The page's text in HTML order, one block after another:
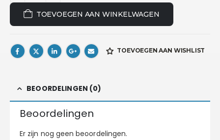
TOEVOEGEN AAN WINKELWAGEN
TOEVOEGEN AAN WISHLIST
BEOORDELINGEN (0)
Beoordelingen
Er zijn nog geen beoordelingen.